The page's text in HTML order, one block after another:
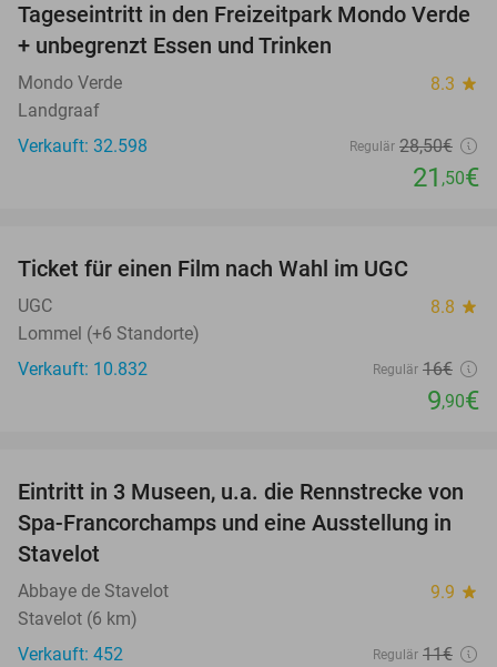
25%
Tageseintritt in den Freizeitpark Mondo Verde
+ unbegrenzt Essen und Trinken
Mondo Verde 8.3 star
Landgraaf
Verkauft: 32.598
Regulär 28,50€
21 ,50€
Ticket für einen Film nach Wahl im UGC
UGC 8.8 star
Lommel (+6 Standorte)
Verkauft: 10.832
Regulär 16€
9,90€
14%
Eintritt in 3 Museen, u.a. die Rennstrecke von
Spa-Francorchamps und eine Ausstellung in
Stavelot
Abbaye de Stavelot 9.9 star
Stavelot (6 km)
Verkauft: 452
Regulär 11€